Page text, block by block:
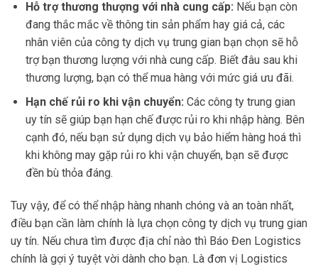
Hỗ trợ thương thượng với nhà cung cấp: Nếu bạn còn
đang thắc mắc về thông tin sản phẩm hay giá cả, các
nhân viên của công ty dịch vụ trung gian bạn chọn sẽ hỗ
trợ bạn thương lượng với nhà cung cấp. Biết đâu sau khi
thương lượng, bạn có thể mua hàng với mức giá ưu đãi.
Hạn chế rủi ro khi vận chuyển: Các công ty trung gian
uy tín sẽ giúp bạn hạn chế được rủi ro khi nhập hàng. Bên
cạnh đó, nếu bạn sử dụng dịch vụ bảo hiểm hàng hoá thì
khi không may gặp rủi ro khi vận chuyển, bạn sẽ được
đền bù thỏa đáng.
Tuy vậy, để có thể nhập hàng nhanh chóng và an toàn nhất,
điều bạn cần làm chính là lựa chọn công ty dịch vụ trung gian
uy tín. Nếu chưa tìm được địa chỉ nào thì Báo Đen Logistics
chính là gợi ý tuyệt vời dành cho bạn. Là đơn vị Logistics